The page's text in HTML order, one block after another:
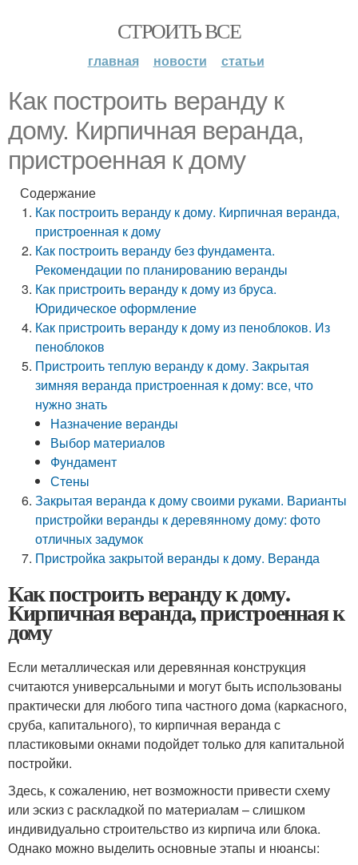
СТРОИТЬ ВСЕ
главная новости статьи
Как построить веранду к
дому. Кирпичная веранда,
пристроенная к дому
Содержание
Как построить веранду к дому. Кирпичная веранда,
пристроенная к дому
Как построить веранду без фундамента.
Рекомендации по планированию веранды
Как пристроить веранду к дому из бруса.
Юридическое оформление
Как пристроить веранду к дому из пеноблоков. Из
пеноблоков
Пристроить теплую веранду к дому. Закрытая
зимняя веранда пристроенная к дому: все, что
нужно знать
Назначение веранды
Выбор материалов
Фундамент
Стены
Закрытая веранда к дому своими руками. Варианты
пристройки веранды к деревянному дому: фото
отличных задумок
Пристройка закрытой веранды к дому. Веранда
Как построить веранду к дому.
Кирпичная веранда, пристроенная к
дому
Если металлическая или деревянная конструкция
считаются универсальными и могут быть использованы
практически для любого типа частного дома (каркасного,
сруба, капитального), то кирпичная веранда с
пластиковыми окнами подойдет только для капитальной
постройки.
Здесь, к сожалению, нет возможности привести схему
или эскиз с раскладкой по материалам – слишком
индивидуально строительство из кирпича или блока.
Однако можно выделить основные этапы и нюансы: